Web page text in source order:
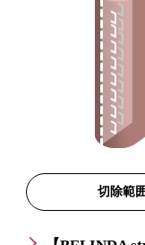
切除範